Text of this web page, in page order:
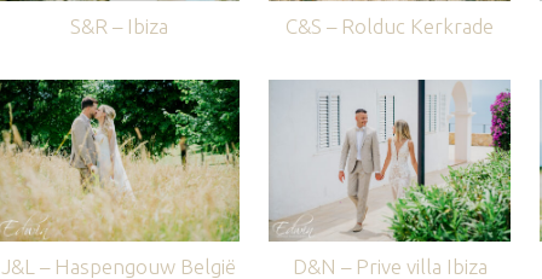
S&R – Ibiza C&S – Rolduc Kerkrade
J&L – Haspengouw België D&N – Prive villa Ibiza